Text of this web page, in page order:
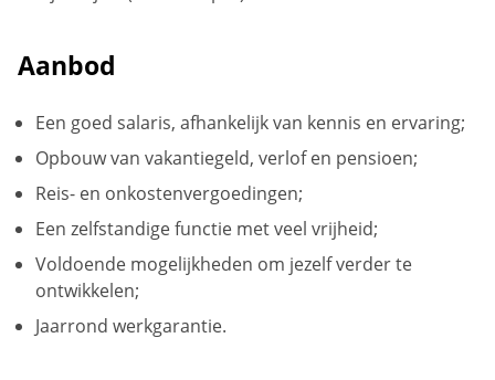
Aanbod
Een goed salaris, afhankelijk van kennis en ervaring;
Opbouw van vakantiegeld, verlof en pensioen;
Reis- en onkostenvergoedingen;
Een zelfstandige functie met veel vrijheid;
Voldoende mogelijkheden om jezelf verder te
ontwikkelen;
Jaarrond werkgarantie.